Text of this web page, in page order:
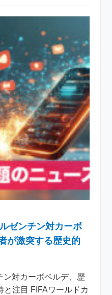
ゼンチン対カーボ
が激突する歴史的
ン対カーボベルデ、歴
と注目 FIFAワールドカ